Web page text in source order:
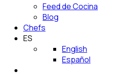
Feed de Cocina
Blog
Chefs
ES
English
Español